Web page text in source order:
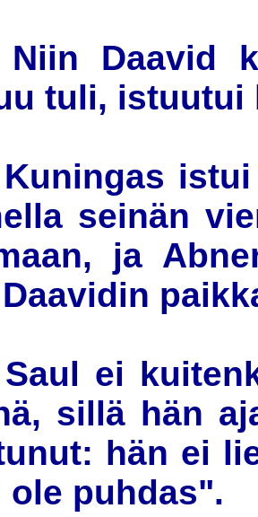
Niin Daavid
tuli, istuutui
seinän
ja
Saul ei
sillä hän
hän ei
ole puhdas".